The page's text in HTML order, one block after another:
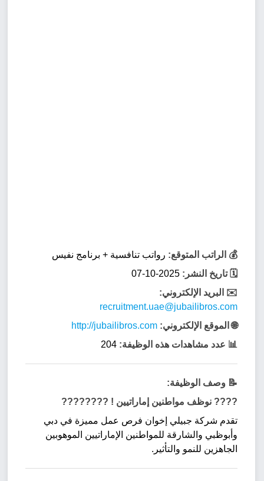
💰 الراتب المتوقع: رواتب تنافسية + برنامج نفيس
🗓️ تاريخ النشر:
✉️ البريد الإلكتروني:
recruitment.uae@jubailibros.com
🌐 الموقع الإلكتروني: http://jubailibros.com
📊 عدد مشاهدات هذه الوظيفة:
📝 وصف الوظيفة:
???? نوظف مواطنين إماراتيين ! ????????
تقدم شركة جبيلي إخوان فرص عمل مميزة في دبي
وأبوظبي والشارقة للمواطنين الإماراتيين الموهوبين
الجاهزين للنمو والتأثير.